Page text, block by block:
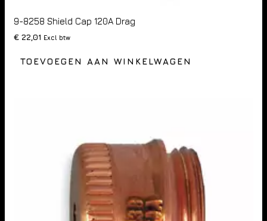
9-8258 Shield Cap 120A Drag
€ 22,01 Excl btw
TOEVOEGEN AAN WINKELWAGEN